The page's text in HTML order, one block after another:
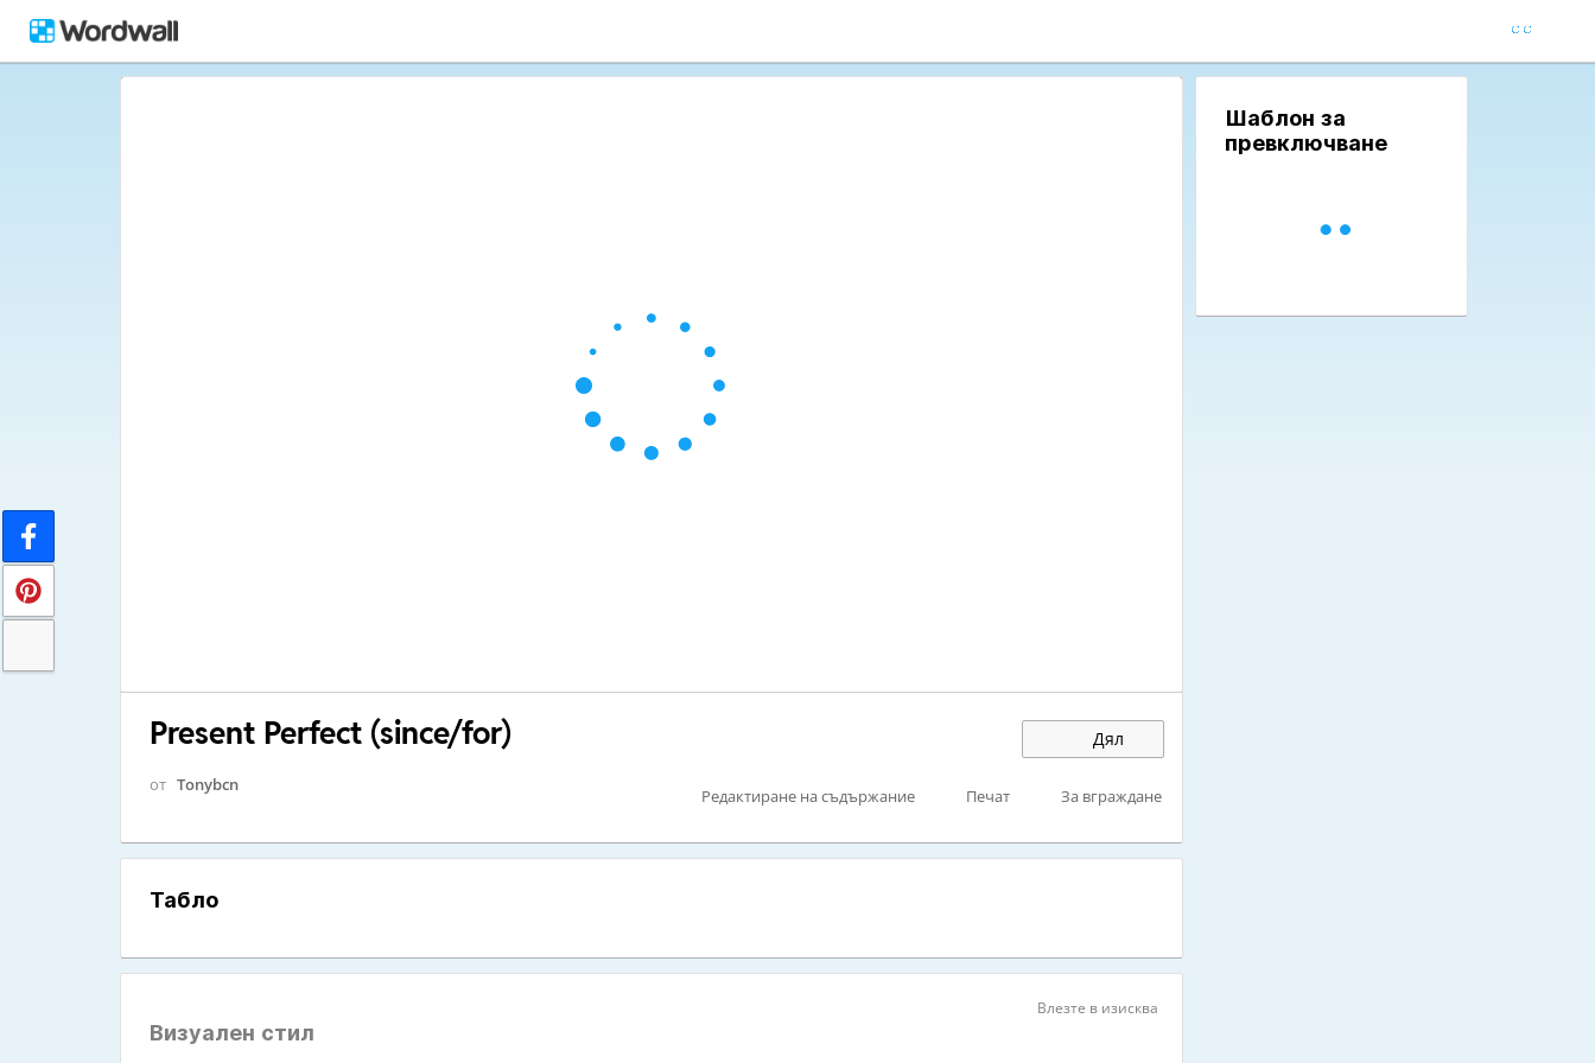
Present Perfect (since/for) Дял
от Tonybcn
Редактиране на съдържание Печат За вграждане
Табло
Влезте в изисква
Визуален стил
Шаблон за
превключване